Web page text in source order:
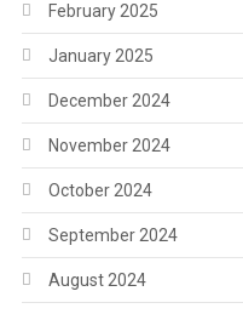
February 2025
January 2025
December 2024
November 2024
October 2024
September 2024
August 2024